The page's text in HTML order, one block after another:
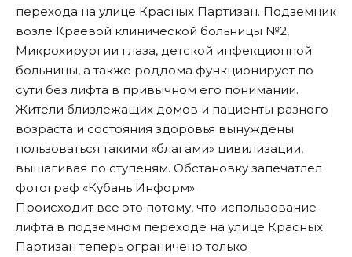
перехода на улице Красных Партизан. Подземник
возле Краевой клинической больницы №2,
Микрохирургии глаза, детской инфекционной
больницы, а также роддома функционирует по
сути без лифта в привычном его понимании.
Жители близлежащих домов и пациенты разного
возраста и состояния здоровья вынуждены
пользоваться такими «благами» цивилизации,
вышагивая по ступеням. Обстановку запечатлел
фотограф «Кубань Информ».
Происходит все это потому, что использование
лифта в подземном переходе на улице Красных
Партизан теперь ограничено только